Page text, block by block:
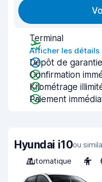
Terminal
Afficher les
Dépôt de
Confirmation
Kilométrage
Paiement
Hyundai i10ou
Automatique
4